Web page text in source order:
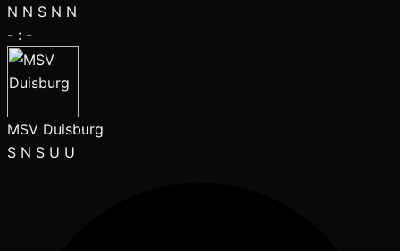
N N S N N
- : -
MSV Duisburg
S N S U U